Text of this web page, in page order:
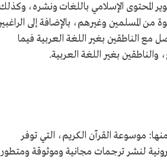
المحتوى الإسلامي باللغات ونشره،
من المسلمين وغيرهم، بالإضافة إلى
الناطقين بغير اللغة العربية فيما
والناطقين بغير اللغة العربية.
موسوعة القرآن الكريم، التي توفر
لنشر ترجمات مجانية وموثوقة